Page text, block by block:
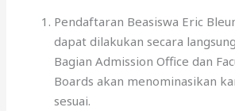
Pendaftaran Beasiswa Eric
dapat dilakukan secara
Bagian Admission Office dan
Boards akan menominasikan
sesuai.